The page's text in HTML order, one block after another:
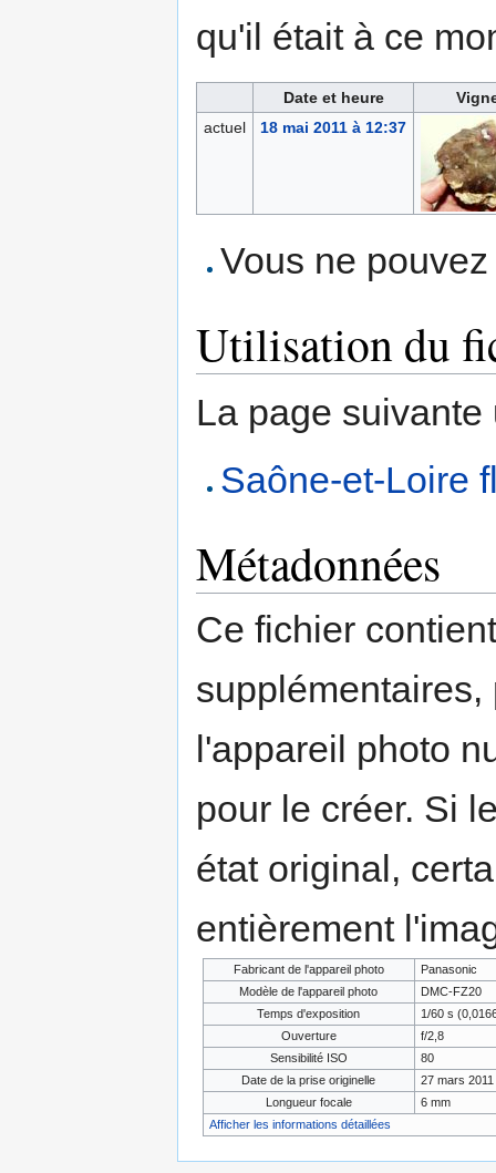
qu'il était à ce
Date et heure
actuel
18 mai 2011 à 12:37
Vous ne
Utilisation du
La page
Saône-et-Loire
Métadonnées
Ce fichier
l'appareil photo
pour le créer. Si
état original,
entièrement
Fabricant de l'appareil photo
Panasonic
Modèle de l'appareil photo
DMC-FZ20
Temps d'exposition
1/60 s
Ouverture
f/2,8
Sensibilité ISO
80
Date de la prise originelle
27 mars
Longueur focale
6 mm
Afficher les informations détaillées